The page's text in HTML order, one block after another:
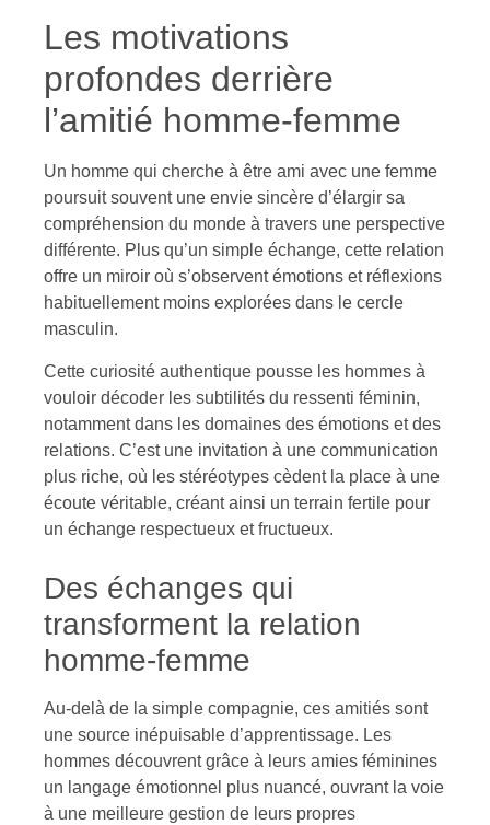
Les motivations
profondes derrière
l’amitié homme-femme
Un homme qui cherche à être ami avec une femme
poursuit souvent une envie sincère d’élargir sa
compréhension du monde à travers une perspective
différente. Plus qu’un simple échange, cette relation
offre un miroir où s’observent émotions et réflexions
habituellement moins explorées dans le cercle
masculin.
Cette curiosité authentique pousse les hommes à
vouloir décoder les subtilités du ressenti féminin,
notamment dans les domaines des émotions et des
relations. C’est une invitation à une communication
plus riche, où les stéréotypes cèdent la place à une
écoute véritable, créant ainsi un terrain fertile pour
un échange respectueux et fructueux.
Des échanges qui
transforment la relation
homme-femme
Au-delà de la simple compagnie, ces amitiés sont
une source inépuisable d’apprentissage. Les
hommes découvrent grâce à leurs amies féminines
un langage émotionnel plus nuancé, ouvrant la voie
à une meilleure gestion de leurs propres